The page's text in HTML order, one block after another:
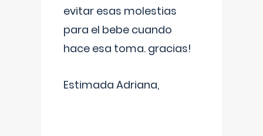
evitar esas molestias
para el bebe cuando
hace esa toma. gracias!
Estimada Adriana,